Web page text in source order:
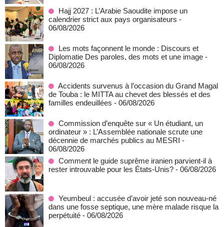
Hajj 2027 : L’Arabie Saoudite impose un
calendrier strict aux pays organisateurs -
06/08/2026
Les mots façonnent le monde : Discours et
Diplomatie Des paroles, des mots et une image -
06/08/2026
Accidents survenus à l’occasion du Grand Magal
de Touba : le MITTA au chevet des blessés et des
familles endeuillées - 06/08/2026
Commission d’enquête sur « Un étudiant, un
ordinateur » : L’Assemblée nationale scrute une
décennie de marchés publics au MESRI -
06/08/2026
Comment le guide suprême iranien parvient-il à
rester introuvable pour les États-Unis? - 06/08/2026
Yeumbeul : accusée d’avoir jeté son nouveau-né
dans une fosse septique, une mère malade risque la
perpétuité - 06/08/2026